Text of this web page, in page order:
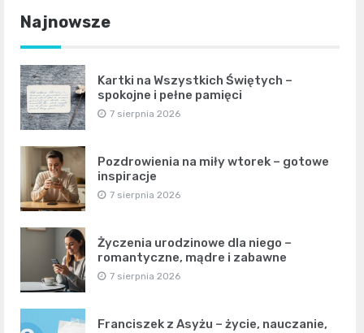
Najnowsze
Kartki na Wszystkich Świętych –
spokojne i pełne pamięci
7 sierpnia 2026
Pozdrowienia na miły wtorek – gotowe
inspiracje
7 sierpnia 2026
Życzenia urodzinowe dla niego –
romantyczne, mądre i zabawne
7 sierpnia 2026
Franciszek z Asyżu – życie, nauczanie,